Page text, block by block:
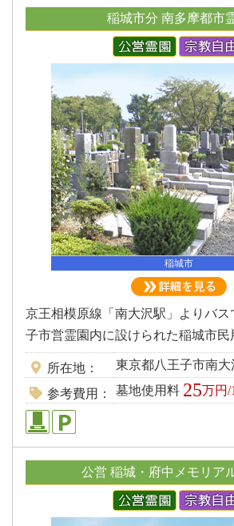
稲城市分 南多摩都市
稲城市
京王相模原線「南大沢駅」よりバス
子市営霊園内に設けられた稲城市民
所在地 東京都八王子市南大
参考費用 墓地使用料 25万円/
公営 稲城・府中メモリア